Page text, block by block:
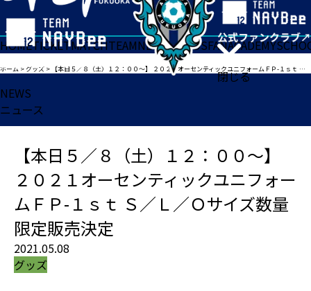
閉じる
HOMETICKETMATCHTEAMNEWSGOODSFANACADEMY
ホーム >グッズ > 【本日５／８（土）１２：００～】 ２０２１オーセンティックユニフォームＦＰ-１ｓｔ Ｓ／Ｌ／Ｏサイズ数量限定販売決定
NEWS
ニュース
【本日５／８（土）１２：００～】
２０２１オーセンティックユニフォー
ムＦＰ-１ｓｔ Ｓ／Ｌ／Ｏサイズ数量
限定販売決定
2021.05.08
グッズ